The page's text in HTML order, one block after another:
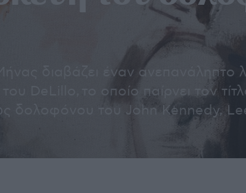
διαβάζει έναν ανεπανάληπτο
DeLillo, το οποίο παίρνει τον
δολοφόνου του John Kennedy,